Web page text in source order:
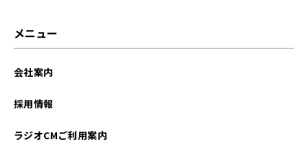
メニュー
会社案内
採用情報
ラジオCMご利用案内